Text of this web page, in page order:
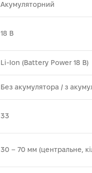
Акумуляторний
18 В
Li-Ion (Battery Power 18 В)
Без акумулятора / з
33
30 – 70 мм (центральне,